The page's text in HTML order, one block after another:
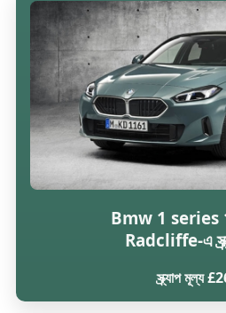
Bmw 1 series
Radcliffe-এ
স্ক্র্যাপ মূল্য